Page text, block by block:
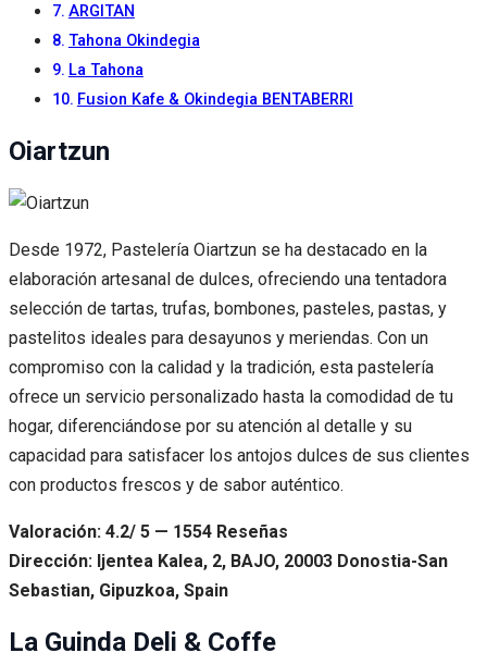
ARGITAN
Tahona Okindegia
La Tahona
Fusion Kafe & Okindegia BENTABERRI
Oiartzun
Desde 1972, Pastelería Oiartzun se ha destacado en la
elaboración artesanal de dulces, ofreciendo una tentadora
selección de tartas, trufas, bombones, pasteles, pastas, y
pastelitos ideales para desayunos y meriendas. Con un
compromiso con la calidad y la tradición, esta pastelería
ofrece un servicio personalizado hasta la comodidad de tu
hogar, diferenciándose por su atención al detalle y su
capacidad para satisfacer los antojos dulces de sus clientes
con productos frescos y de sabor auténtico.
Valoración: 4.2/ 5 — 1554 Reseñas
Dirección: Ijentea Kalea, 2, BAJO, 20003 Donostia-San
Sebastian, Gipuzkoa, Spain
La Guinda Deli & Coffe